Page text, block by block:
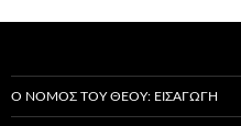
Ο ΝΌΜΟΣ ΤΟΥ ΘΕΟΎ: ΕΙΣΑΓΩΓΉ